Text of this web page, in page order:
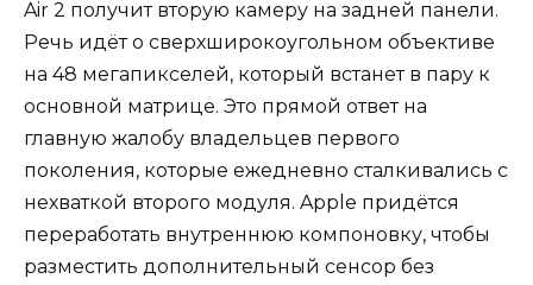
Air 2 получит вторую камеру на задней панели.
Речь идёт о сверхширокоугольном объективе
на 48 мегапикселей, который встанет в пару к
основной матрице. Это прямой ответ на
главную жалобу владельцев первого
поколения, которые ежедневно сталкивались с
нехваткой второго модуля. Apple придётся
переработать внутреннюю компоновку, чтобы
разместить дополнительный сенсор без